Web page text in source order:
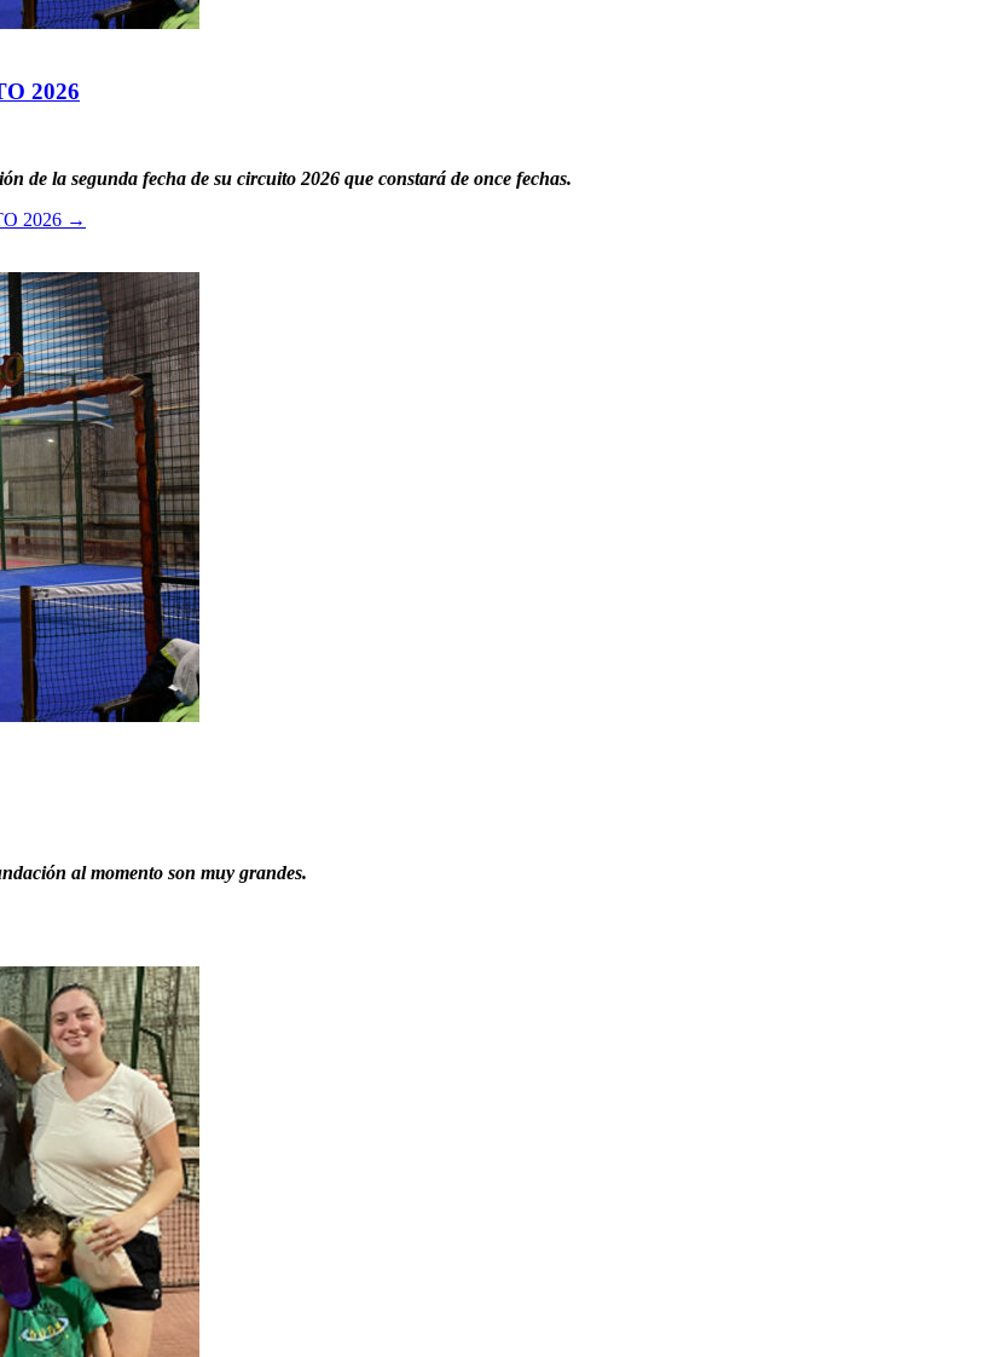
2026
de la segunda fecha de su circuito 2026 que constará de once fechas.
2026 →
al momento son muy grandes.